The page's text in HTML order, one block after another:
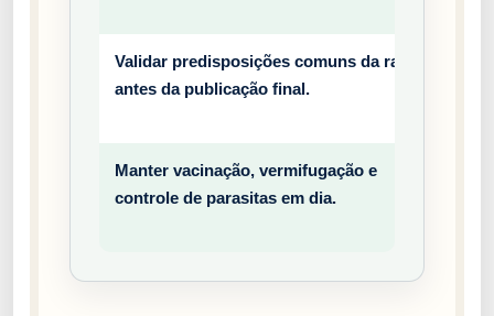
Validar predisposições comuns da raça
antes da publicação final.
Manter vacinação, vermifugação e
controle de parasitas em dia.